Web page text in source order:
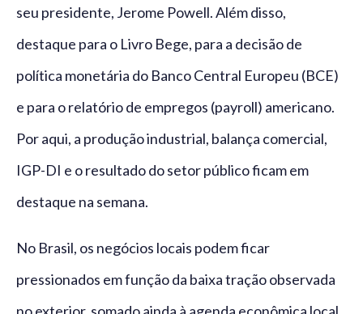
seu presidente, Jerome Powell. Além disso,
destaque para o Livro Bege, para a decisão de
política monetária do Banco Central Europeu (BCE)
e para o relatório de empregos (payroll) americano.
Por aqui, a produção industrial, balança comercial,
IGP-DI e o resultado do setor público ficam em
destaque na semana.
No Brasil, os negócios locais podem ficar
pressionados em função da baixa tração observada